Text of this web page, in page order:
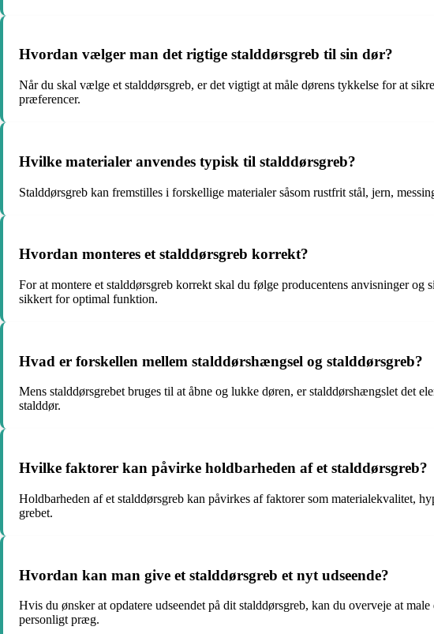
Hvordan vælger man det rigtige stalddørsgreb til sin dør?
Når du skal vælge et stalddørsgreb, er det vigtigt at måle dørens tykkelse for at
præferencer.
Hvilke materialer anvendes typisk til stalddørsgreb?
Stalddørsgreb kan fremstilles i forskellige materialer såsom rustfrit stål, jern,
Hvordan monteres et stalddørsgreb korrekt?
For at montere et stalddørsgreb korrekt skal du følge producentens anvisninger
sikkert for optimal funktion.
Hvad er forskellen mellem stalddørshængsel og stalddørsgreb?
Mens stalddørsgrebet bruges til at åbne og lukke døren, er stalddørshængslet det
stalddør.
Hvilke faktorer kan påvirke holdbarheden af et stalddørsgreb?
Holdbarheden af et stalddørsgreb kan påvirkes af faktorer som materialekvalitet,
grebet.
Hvordan kan man give et stalddørsgreb et nyt udseende?
Hvis du ønsker at opdatere udseendet på dit stalddørsgreb, kan du overveje at
personligt præg.